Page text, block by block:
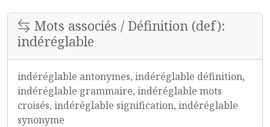
Mots associés / Définition (def):
indéréglable
indéréglable antonymes, indéréglable définition,
indéréglable grammaire, indéréglable mots
croisés, indéréglable signification, indéréglable
synonyme